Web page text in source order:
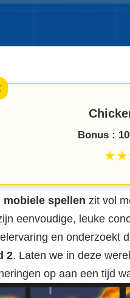
Bonus :
mobiele spellen zit vol
eenvoudige, leuke
en onderzoekt
2. Laten we in deze
op aan een tijd